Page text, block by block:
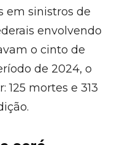
em sinistros de
envolvendo
o cinto de
de 2024, o
mortes e 313